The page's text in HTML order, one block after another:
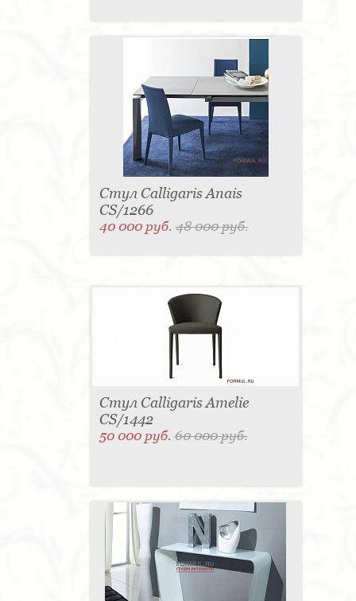
Стул Calligaris Anais
CS/1266
40 000 руб.48 000 руб.
Стул Calligaris Amelie
CS/1442
50 000 руб.60 000 руб.